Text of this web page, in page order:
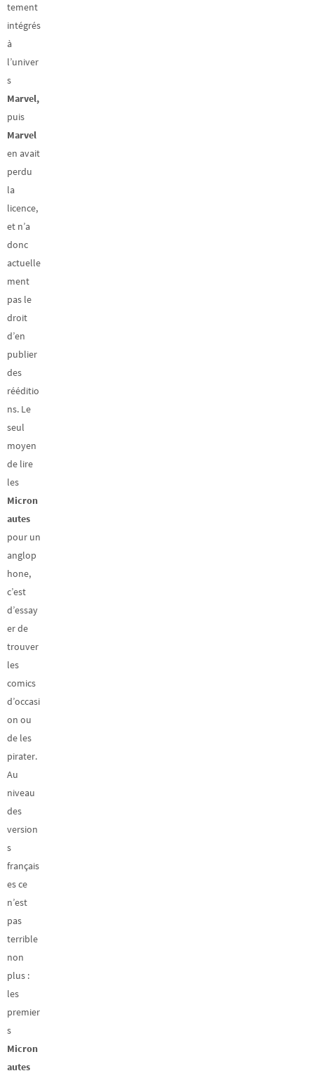
tement
intégrés
à
l’univer
s
Marvel,
puis
Marvel
en avait
perdu
la
licence,
et n’a
donc
actuelle
ment
pas le
droit
d’en
publier
des
rééditio
ns. Le
seul
moyen
de lire
les
Micron
autes
pour un
anglop
hone,
c’est
d’essay
er de
trouver
les
comics
d’occasi
on ou
de les
pirater.
Au
niveau
des
version
s
français
es ce
n’est
pas
terrible
non
plus :
les
premier
s
Micron
autes